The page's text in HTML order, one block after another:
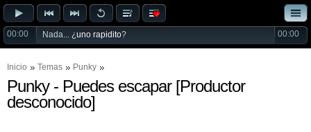
00:00 Nada... ¿uno rapidito? 00:00
Inicio Temas Punky
Punky - Puedes escapar [Productor
desconocido]